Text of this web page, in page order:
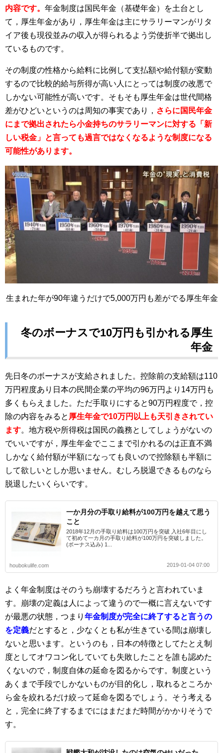
内容です。 年金制度は国民年金（基礎年金）を土台とし
て，厚生年金があり，厚生年金は主にサラリーマンがリタ
イア後も現役並みの収入が得られるよう労使折半で拠出し
ているものです。
その制度の性格から給料に比例して支払額や給付額が変動
するので比較的給与所得が高い人にとっては制度の改悪で
しかない可能性が高いです。そもそも厚生年金は世代間格
差がひどいというのは周知の事実であり， さらに国民年金
にまで拠出されたら小金持ちのサラリーマンに対する「新
しい税金」と言っても過言ではなくなるような制度になる
可能性があります。
生まれた年が90年違うだけで5,000万円も差がでる厚生年金
冬のボーナスで10万円も引かれる厚生
年金
先日冬のボーナスが支給されました。控除前の支給額は110
万円程度あり日本の民間企業の平均の96万円より14万円も
多くもらえました。ただ手取りにすると90万円程度で，控
除の内容をみると 厚生年金で10万円以上も天引きされてい
ます。地方税や所得税は国民の義務としてしょうがないの
でいいですが，厚生年金でここまで引かれるのは正直不満
しかなく給付額が半額になっても良いので控除額も半額に
して欲しいとしか思いません。むしろ脱退できるものなら
脱退したいくらいです。
一か月分の手取り給料が100万円を越えて思う
こと
2018年12月の手取り給料は100万円を突破 入社6年目にし
て初めて一カ月の手取り給料が100万円を突破しました。
(ボーナス込み) 1...
houbokulife.com 2019-01-04 07:00
よく年金制度はそのうち崩壊するだろうと言われていま
す。崩壊の定義は人によって違うので一概に言えないです
が最悪の状態，つまり 年金制度が完全に終了すると言うの
を定義だとすると，少なくとも私が生きている間は崩壊し
ないと思います。というのも，日本の特徴としてたとえ制
度としてオワコン化していても失敗したことを誰も認めた
くないので，制度自体の延命を図るからです。制度という
あくまで手段でしかないものが目的化し，取れるところか
ら金を絞れるだけ絞って延命を図るでしょう。そう考える
と，完全に終了するまでにはまだまだ時間がかかりそうで
す。